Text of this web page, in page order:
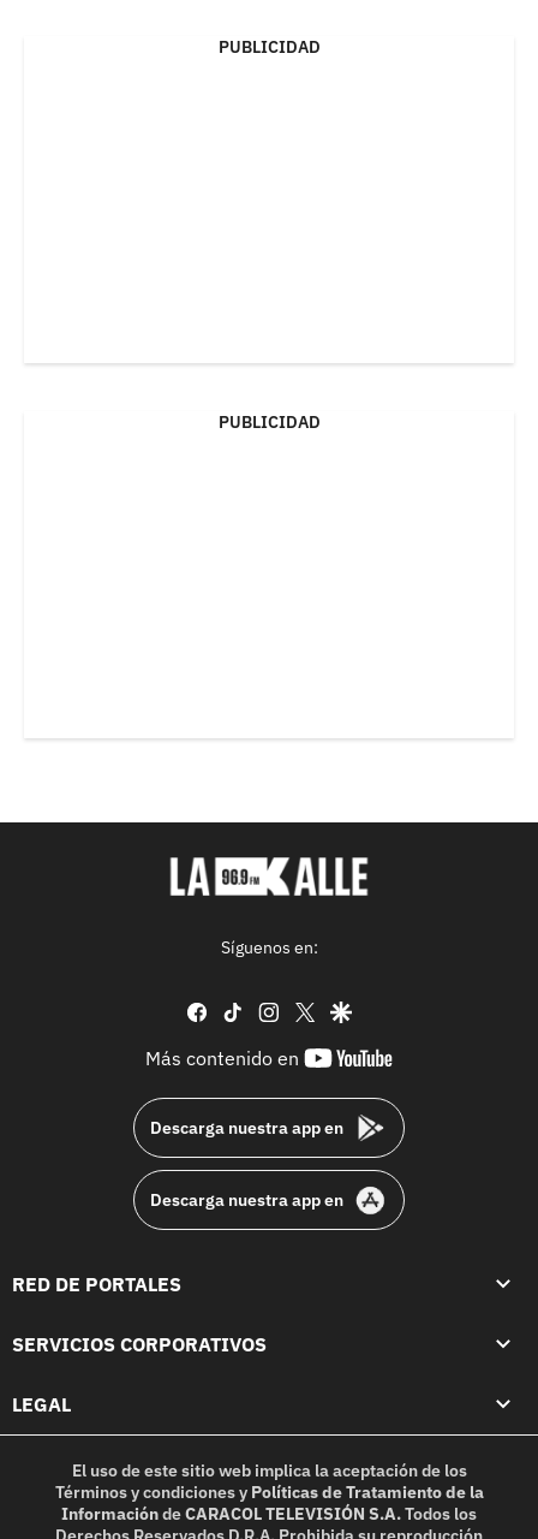
PUBLICIDAD
PUBLICIDAD
Síguenos en:
facebook
tiktok instagram
twittergoogle
Más contenido en
youtube-
Descarga nuestra app en
Descarga nuestra app en
RED DE PORTALES
SERVICIOS CORPORATIVOS
LEGAL
El uso de este sitio web implica la aceptación de los
Términos y condicionesy Políticas de Tratamiento de la
InformacióndeCARACOL TELEVISIÓN S.A.Todos los